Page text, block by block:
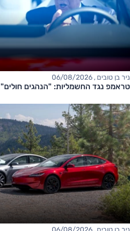
ניר בן טובים , 06/08/2026
טראמפ נגד החשמליות: "הנהגים חולים"